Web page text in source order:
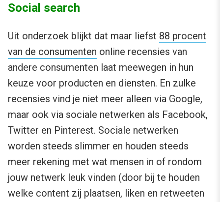
Social search
Uit onderzoek blijkt dat maar liefst 88 procent
van de consumenten online recensies van
andere consumenten laat meewegen in hun
keuze voor producten en diensten. En zulke
recensies vind je niet meer alleen via Google,
maar ook via sociale netwerken als Facebook,
Twitter en Pinterest. Sociale netwerken
worden steeds slimmer en houden steeds
meer rekening met wat mensen in of rondom
jouw netwerk leuk vinden (door bij te houden
welke content zij plaatsen, liken en retweeten